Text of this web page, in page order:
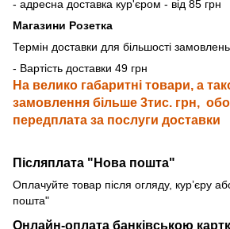
- адресна доставка кур'єром - від 85 грн
Магазини Розетка
Термін доставки для більшості
- Вартість доставки 49 грн
На велико габаритні товари, а
замовлення більше 3тис. грн,
передплата за послуги доставки
Післяплата "Нова пошта"
Оплачуйте товар після огляду, курʼєру
пошта"
Онлайн-оплата банківською